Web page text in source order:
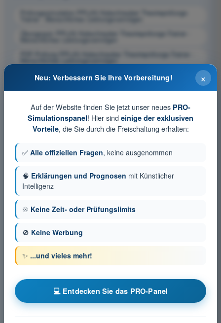
Prüfungssimulation PPL(H) Hubschrauber Theorieprüfungs-
Übungsquiz PPL(H) Hubschrauber Theorieprüfungs-Trainer -
PDF-Prüfung PPL(H) Hubschrauber Theorieprüfungs-Trainer -
×
Neu: Verbessern Sie Ihre Vorbereitung!
Auf der Website finden Sie jetzt unser neues PRO-
Simulationspanel! Hier sind einige der exklusiven
Vorteile, die Sie durch die Freischaltung erhalten:
✅ Alle offiziellen Fragen, keine ausgenommen
🧠 Erklärungen und Prognosen mit Künstlicher
Intelligenz
♾️ Keine Zeit- oder Prüfungslimits
🚫 Keine Werbung
✨ ...und vieles mehr!
💻 Entdecken Sie das PRO-Panel